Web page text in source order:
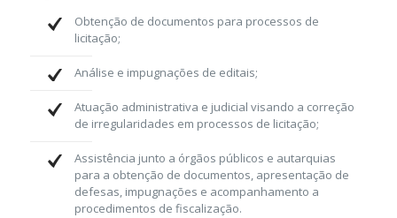
Obtenção de documentos para processos de
licitação;
Análise e impugnações de editais;
Atuação administrativa e judicial visando a correção
de irregularidades em processos de licitação;
Assistência junto a órgãos públicos e autarquias
para a obtenção de documentos, apresentação de
defesas, impugnações e acompanhamento a
procedimentos de fiscalização.